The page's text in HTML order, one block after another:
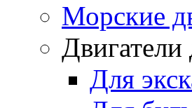
Морские
Двигатели
Для